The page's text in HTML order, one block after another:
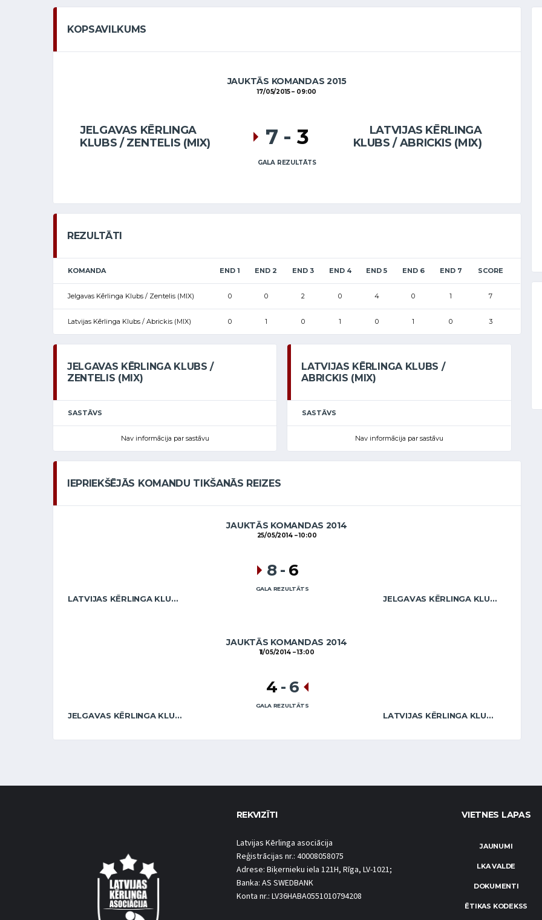
KOPSAVILKUMS
JAUKTĀS KOMANDAS 2015
17/05/2015 09:00
JELGAVAS KĒRLINGA
KLUBS / ZENTELIS (MIX)
LATVIJAS KĒRLINGA
KLUBS / ABRICKIS (MIX)
7 - 3
GALA REZULTĀTS
REZULTĀTI
KOMANDA END 1 END 2 END 3 END 4 END 5 END 6 END 7 SCORE
Jelgavas Kērlinga Klubs / Zentelis (MIX) 0 0 2 0 4 0 1 7
Latvijas Kērlinga Klubs / Abrickis (MIX) 0 1 0 1 0 1 0 3
JELGAVAS KĒRLINGA KLUBS /
ZENTELIS (MIX)
SASTĀVS
Nav informācija par sastāvu
LATVIJAS KĒRLINGA KLUBS /
ABRICKIS (MIX)
SASTĀVS
Nav informācija par sastāvu
IEPRIEKŠĒJĀS KOMANDU TIKŠANĀS REIZES
JAUKTĀS KOMANDAS 2014
25/05/2014 10:00
LATVIJAS KĒRLINGA KLUBS / ABRICKIS (MIX) JELGAVAS KĒRLINGA KLUBS / ZENTELIS (MIX)
8 - 6
GALA REZULTĀTS
JAUKTĀS KOMANDAS 2014
11/05/2014 13:00
JELGAVAS KĒRLINGA KLUBS / ZENTELIS (MIX) LATVIJAS KĒRLINGA KLUBS / ABRICKIS (MIX)
4 - 6
GALA REZULTĀTS
REKVIZĪTI
Latvijas Kērlinga asociācija
Reģistrācijas nr.: 40008058075
Adrese: Biķernieku iela 121H, Rīga, LV-1021;
Banka: AS SWEDBANK
Konta nr.: LV36HABA0551010794208
VIETNES LAPAS
JAUNUMI
LKA VALDE
DOKUMENTI
ĒTIKAS KODEKSS